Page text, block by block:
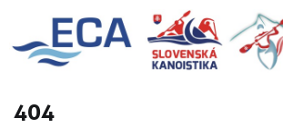
404
EURO 19
INFO